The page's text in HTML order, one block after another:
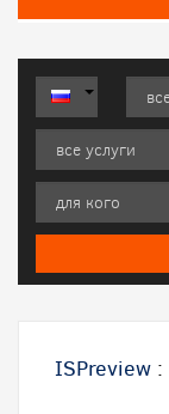
ISPreview :